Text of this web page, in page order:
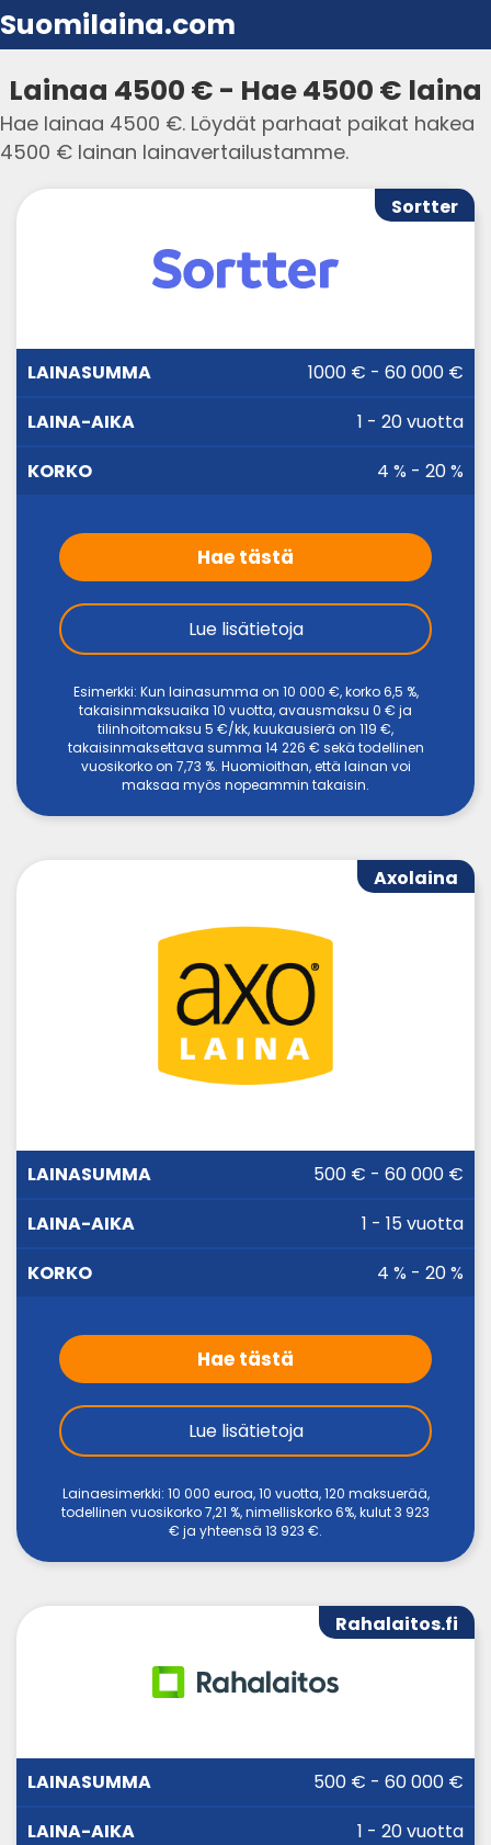
Suomilaina.com
Lainaa 4500 € - Hae 4500 € laina
Hae lainaa 4500 €. Löydät parhaat paikat hakea
4500 € lainan lainavertailustamme.
Sortter
LAINASUMMA KORKO1000 € - 60 000 €
1 - 20 vuotta
4 % - 20 %
Hae tästä
Lue lisätietoja
Esimerkki: Kun lainasumma on 10 000 €, korko 6,5 %,
takaisinmaksuaika 10 vuotta, avausmaksu 0 € ja
tilinhoitomaksu 5 €/kk, kuukausierä on 119 €,
takaisinmaksettava summa 14 226 € sekä todellinen
vuosikorko on 7,73 %. Huomioithan, että lainan voi
maksaa myös nopeammin takaisin.
Axolaina
LAINASUMMA KORKO500 € - 60 000 €
1 - 15 vuotta
4 % - 20 %
Hae tästä
Lue lisätietoja
Lainaesimerkki: 10 000 euroa, 10 vuotta, 120 maksuerää,
todellinen vuosikorko 7,21 %, nimelliskorko 6%, kulut 3 923
€ ja yhteensä 13 923 €.
Rahalaitos.fi
LAINASUMMA KORKO500 € - 60 000 €
1 - 20 vuotta